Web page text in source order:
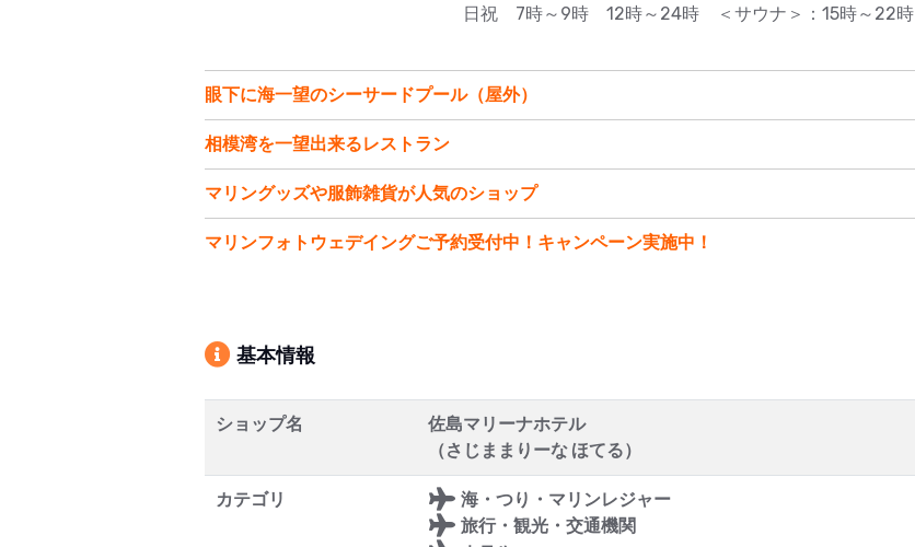
日祝 7時～9時 12時～24時 ＜サウナ＞：15時～22時
眼下に海一望のシーサードプール（屋外）
相模湾を一望出来るレストラン
マリングッズや服飾雑貨が人気のショップ
マリンフォトウェデイングご予約受付中！キャンペーン実施中！
基本情報
ショップ名
佐島マリーナホテル
（さじままりーな ほてる）
カテゴリ
海・つり・マリンレジャー
旅行・観光・交通機関